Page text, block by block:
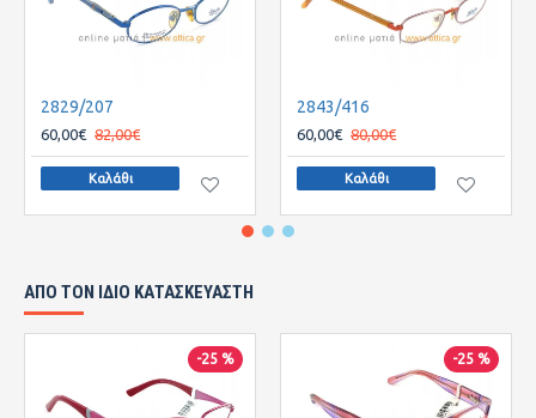
2829/207
60,00€ 82,00€
Καλάθι
2843/416
60,00€ 80,00€
Καλάθι
ΑΠΌ ΤΟΝ ΊΔΙΟ ΚΑΤΑΣΚΕΥΑΣΤΉ
-25 % -25 %